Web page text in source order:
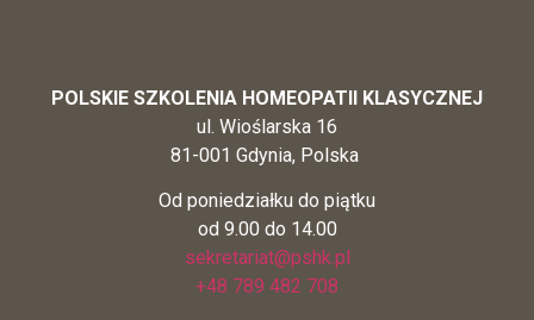
POLSKIE SZKOLENIA HOMEOPATII KLASYCZNEJ
ul. Wioślarska 16
81-001 Gdynia, Polska
Od poniedziałku do piątku
od 9.00 do 14.00
sekretariat@pshk.pl
+48 789 482 708